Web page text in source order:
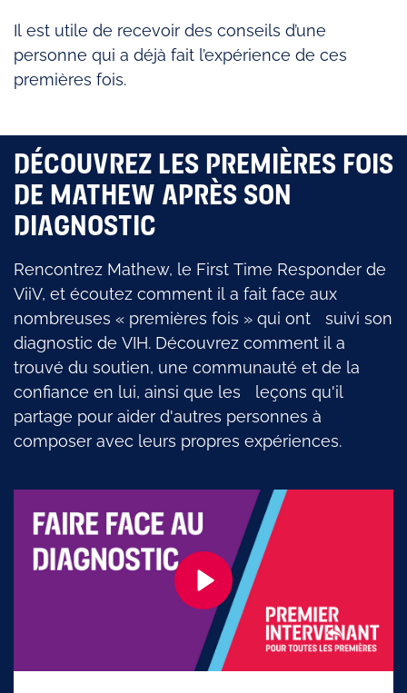
Il est utile de recevoir des conseils d’une
personne qui a déjà fait l’expérience de ces
premières fois.
DÉCOUVREZ LES PREMIÈRES FOIS
DE MATHEW APRÈS SON
DIAGNOSTIC
Rencontrez Mathew, le First Time Responder de
ViiV, et écoutez comment il a fait face aux
nombreuses « premières fois » qui ont suivi son
diagnostic de VIH. Découvrez comment il a
trouvé du soutien, une communauté et de la
confiance en lui, ainsi que les leçons qu'il
partage pour aider d'autres personnes à
composer avec leurs propres expériences.